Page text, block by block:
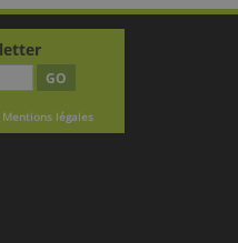
GO
Mentions légales